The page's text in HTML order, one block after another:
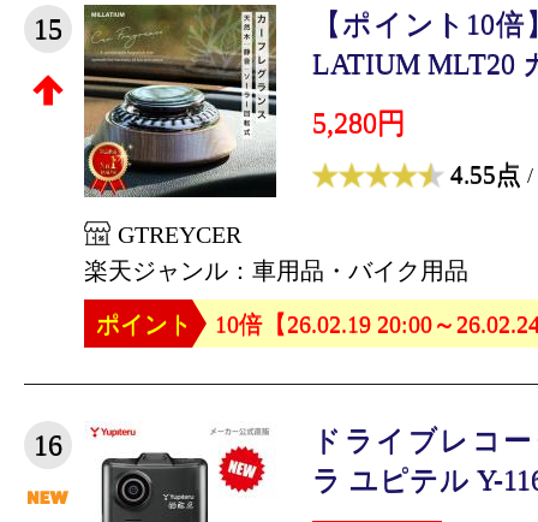
15
【ポイント10
LATIUM MLT20
5,280円
4.55点 /
GTREYCER
楽天ジャンル：車用品・バイク用品
ポイント
10倍【26.02.19 20:00～
16
ドライブレコ
ラ ユピテル Y-